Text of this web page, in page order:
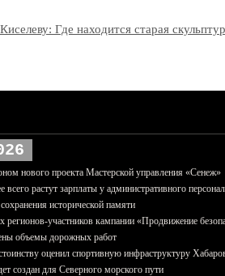
Где находится старая
нового проекта Мастерской управления «Сенеж»
растут зарплаты у административного
исторической памяти
участников кампании «Продвижение
объемы дорожных работ
оценил спортивную инфраструктуру
создан для Северного морского пути